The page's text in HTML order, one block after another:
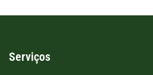
Serviços